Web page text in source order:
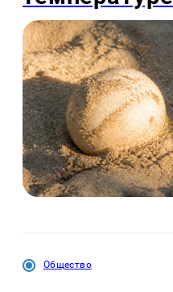
Общество